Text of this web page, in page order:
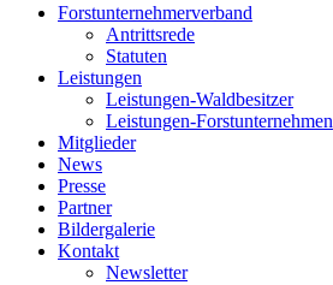
Forstunternehmerverband
Antrittsrede
Statuten
Leistungen
Leistungen-Waldbesitzer
Leistungen-Forstunternehmen
Mitglieder
News
Presse
Partner
Bildergalerie
Kontakt
Newsletter